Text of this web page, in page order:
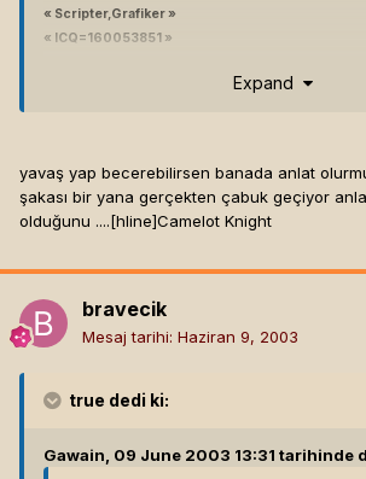
« Scripter,Grafiker »
« ICQ=160053851 »
Expand
yavaş yap becerebilirsen banada anlat
şakası bir yana gerçekten çabuk geçiyor
olduğunu ....[hline]Camelot Knight
bravecik
Mesaj tarihi: Haziran 9, 2003
true dedi ki:
Gawain, 09 June 2003 13:31 tarihinde